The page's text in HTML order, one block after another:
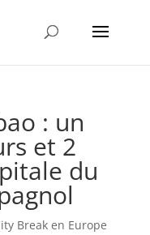
: un
et 2
du
Break en Europe